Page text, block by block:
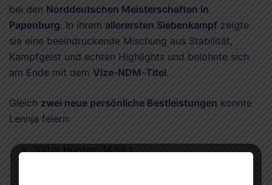
bei den Norddeutschen Meisterschaften in
Papenburg. In ihrem allerersten Siebenkampf zeigte
sie eine beeindruckende Mischung aus Stabilität,
Kampfgeist und echten Highlights und belohnte sich
am Ende mit dem Vize‑NDM‑Titel.
Gleich zwei neue persönliche Bestleistungen konnte
Lennja feiern:
100 m Hürden: 14,88 s